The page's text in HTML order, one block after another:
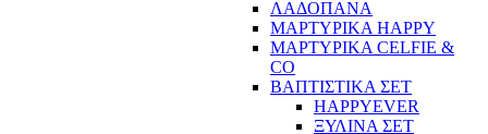
ΛΑΔΟΠΑΝΑ
ΜΑΡΤΥΡΙΚΑ HAPPY
ΜΑΡΤΥΡΙΚΑ CELFIE &
CO
ΒΑΠΤΙΣΤΙΚΑ ΣΕΤ
HAPPYEVER
ΞΥΛΙΝΑ ΣΕΤ